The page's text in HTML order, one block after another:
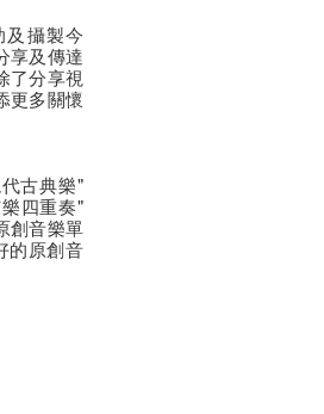
及攝製今
享及傳達
了分享視
更多關懷
古典樂"
四重奏"
創音樂單
的原創音